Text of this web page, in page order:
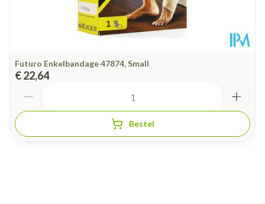
Futuro Enkelbandage 47874, Small
€ 22,64
Bestel